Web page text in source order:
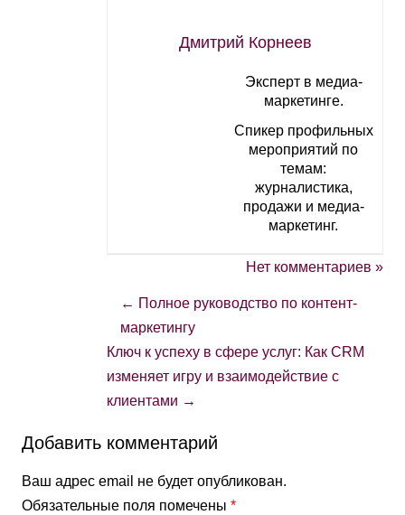
Дмитрий Корнеев
Эксперт в медиа-
маркетинге.
Спикер профильных
мероприятий по
темам:
журналистика,
продажи и медиа-
маркетинг.
Нет комментариев »
← Полное руководство по контент-
маркетингу
Ключ к успеху в сфере услуг: Как CRM
изменяет игру и взаимодействие с
клиентами →
Добавить комментарий
Ваш адрес email не будет опубликован.
Обязательные поля помечены*